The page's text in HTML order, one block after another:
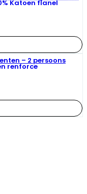
Katoen flanel
– 2 persoons
renforce